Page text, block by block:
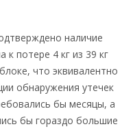
наличие
к потере 4 кг из 39 кг
что эквивалентно
обнаружения утечек
бы месяцы, а
бы гораздо большие